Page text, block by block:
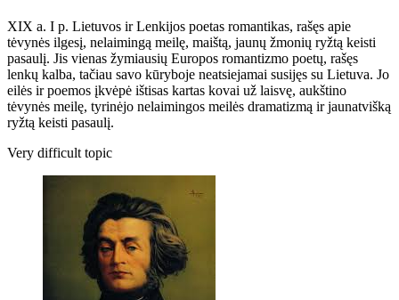
XIX a. I p. Lietuvos ir Lenkijos poetas romantikas, rašęs apie
tėvynės ilgesį, nelaimingą meilę, maištą, jaunų žmonių ryžtą keisti
pasaulį. Jis vienas žymiausių Europos romantizmo poetų, rašęs
lenkų kalba, tačiau savo kūryboje neatsiejamai susijęs su Lietuva. Jo
eilės ir poemos įkvėpė ištisas kartas kovai už laisvę, aukštino
tėvynės meilę, tyrinėjo nelaimingos meilės dramatizmą ir jaunatvišką
ryžtą keisti pasaulį.
Very difficult topic